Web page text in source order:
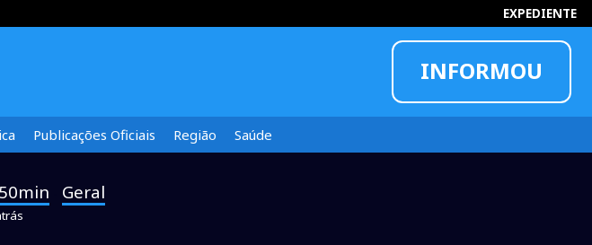
EXPEDIENTE
INFORMOU
Publicações Oficiais Região Saúde
Geral